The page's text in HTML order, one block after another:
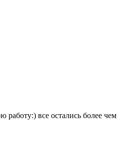
работу:) все остались более чем